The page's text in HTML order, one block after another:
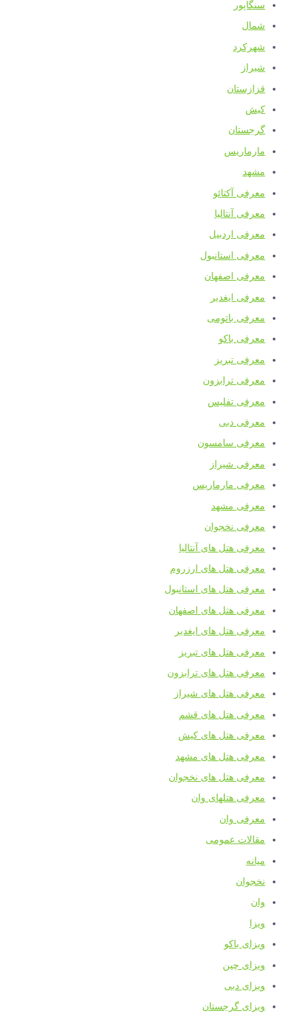
سنگاپور
شمال
شهرکرد
شیراز
قزازستان
کیش
گرجستان
مارماریس
مشهد
معرفی آکتائو
معرفی آنتالیا
معرفی اردبیل
معرفی استانبول
معرفی اصفهان
معرفی ایغدیر
معرفی باتومی
معرفی باکو
معرفی تبریز
معرفی ترابزون
معرفی تفلیس
معرفی دبی
معرفی سامسون
معرفی شیراز
معرفی مارماریس
معرفی مشهد
معرفی نخجوان
معرفی هتل های آنتالیا
معرفی هتل های ارزروم
معرفی هتل های استانبول
معرفی هتل های اصفهان
معرفی هتل های ایغدیر
معرفی هتل های تبریز
معرفی هتل های ترابزون
معرفی هتل های شیراز
معرفی هتل های قشم
معرفی هتل های کیش
معرفی هتل های مشهد
معرفی هتل های نخجوان
معرفی هتلهای وان
معرفی وان
مقالات عمومی
میانه
نخجوان
وان
ویزا
ویزای باکو
ویزای چین
ویزای دبی
ویزای گرجستان